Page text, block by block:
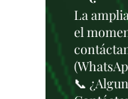
La
el
📞